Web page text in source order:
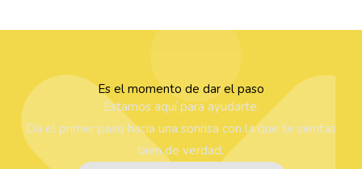
Es el momento de dar el paso
Estamos aquí para ayudarte.
Da el primer paso hacia una sonrisa con la que te sientas
bien de verdad.